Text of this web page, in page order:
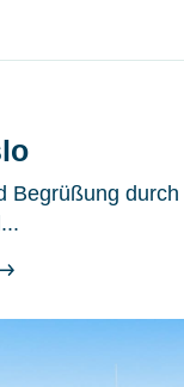
Begrüßung